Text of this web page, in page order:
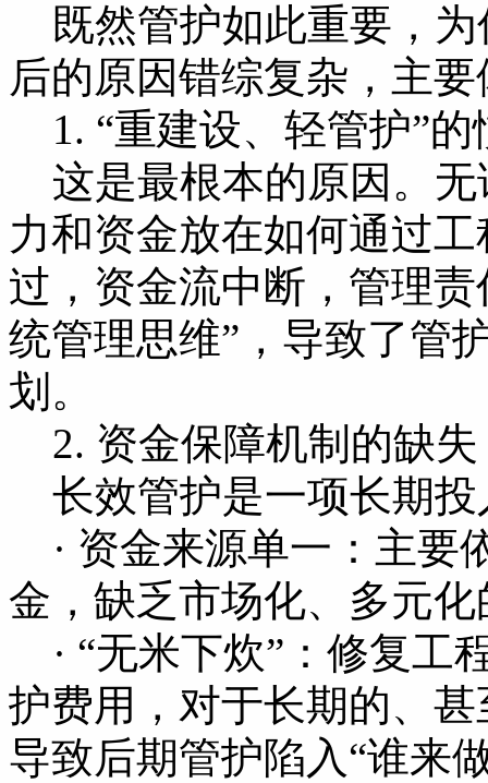
既然管护如此重要，为
后的原因错综复杂，主
1. “重建设、轻管护”的
这是最根本的原因。无
力和资金放在如何通过
过，资金流中断，管理
统管理思维”，导致了管
划。
2. 资金保障机制的缺失
长效管护是一项长期投
· 资金来源单一：主要
金，缺乏市场化、多元
· “无米下炊”：修复工
护费用，对于长期的、
导致后期管护陷入“谁来